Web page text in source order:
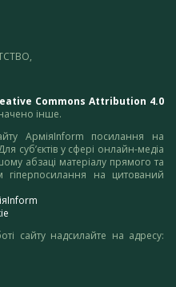
Commons Attribution 4.0
інше.
АрміяInform посилання на
суб’єктів у сфері онлайн-медіа
абзаці матеріалу прямого та
гіперпосилання на цитований
сайту надсилайте на адресу: